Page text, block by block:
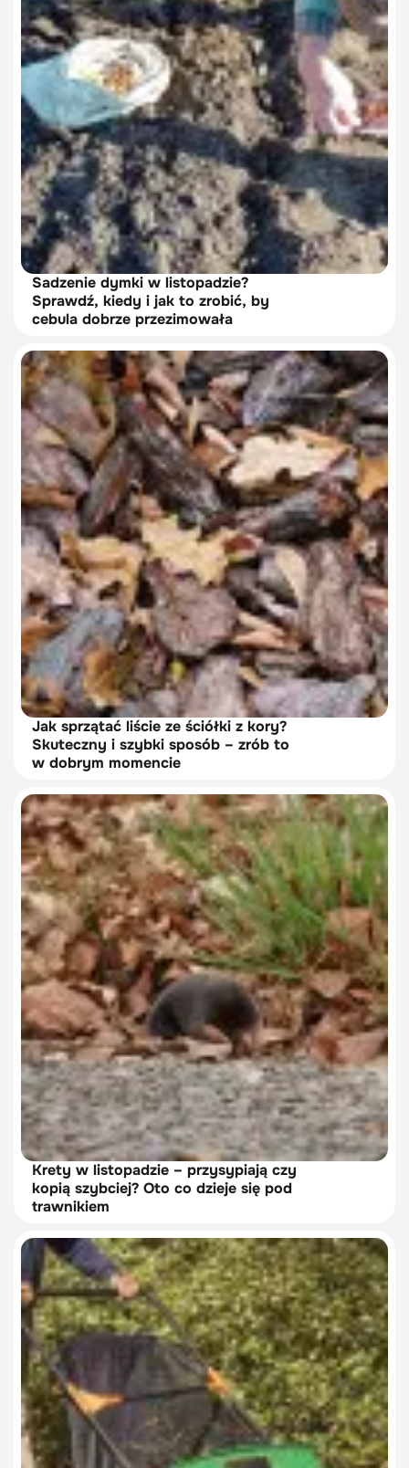
Sadzenie dymki w listopadzie?
Sprawdź, kiedy i jak to zrobić, by
cebula dobrze przezimowała
Jak sprzątać liście ze ściółki z kory?
Skuteczny i szybki sposób – zrób to
w dobrym momencie
Krety w listopadzie – przysypiają czy
kopią szybciej? Oto co dzieje się pod
trawnikiem